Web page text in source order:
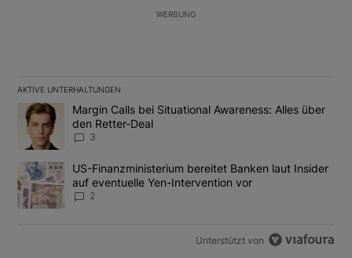
WERBUNG
AKTIVE UNTERHALTUNGEN
Das Folgende ist eine Liste der am meisten kommentierten
Ein Trendartikel mit dem Titel "Margin Calls bei Situational
Margin Calls bei Situational Awareness: Alles über
den Retter-Deal
3
Ein Trendartikel mit dem Titel "US-Finanzministerium bereitet
US-Finanzministerium bereitet Banken laut Insider
auf eventuelle Yen-Intervention vor
2
Unterstützt von